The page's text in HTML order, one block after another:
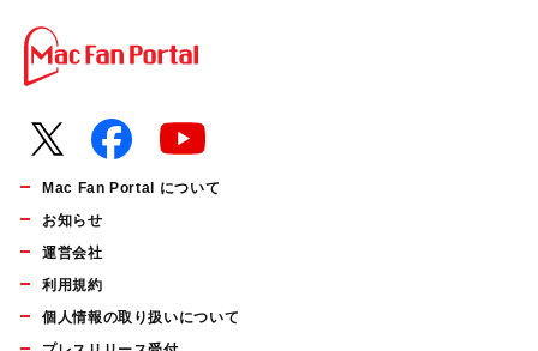
Mac Fan Portal について
お知らせ
運営会社
利用規約
個人情報の取り扱いについて